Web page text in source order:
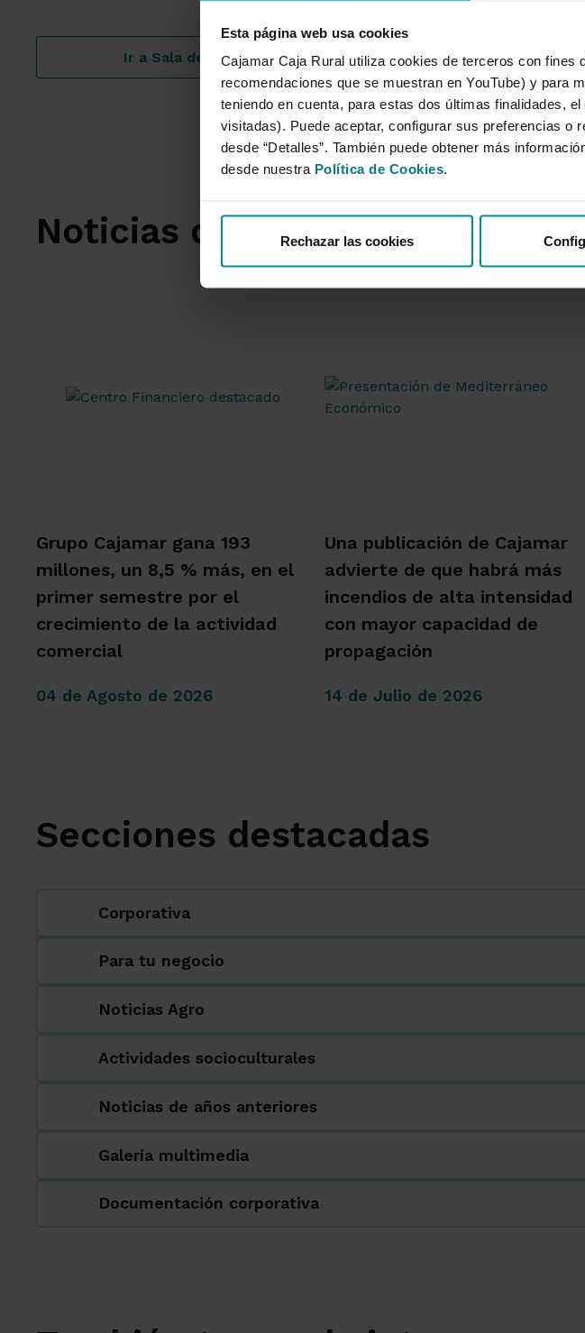
Esta página web usa cookies
Cajamar Caja Rural utiliza cookies de terceros con fines
recomendaciones que se muestran en YouTube) y para
teniendo en cuenta, para estas dos últimas finalidades,
visitadas). Puede aceptar, configurar sus preferencias o
desde “Detalles”. También puede obtener más
desde nuestra Política de Cookies.
Rechazar las cookies
Ir a Sala de prensa
Noticias destacadas
Grupo Cajamar gana 193
millones, un 8,5 % más, en el
primer semestre por el
crecimiento de la actividad
comercial
04 de Agosto de 2026
Una publicación de Cajamar
advierte de que habrá más
incendios de alta intensidad
con mayor capacidad de
propagación
14 de Julio de 2026
Secciones destacadas
Corporativa
Para tu negocio
Noticias Agro
Actividades socioculturales
Noticias de años anteriores
Galería multimedia
Documentación corporativa